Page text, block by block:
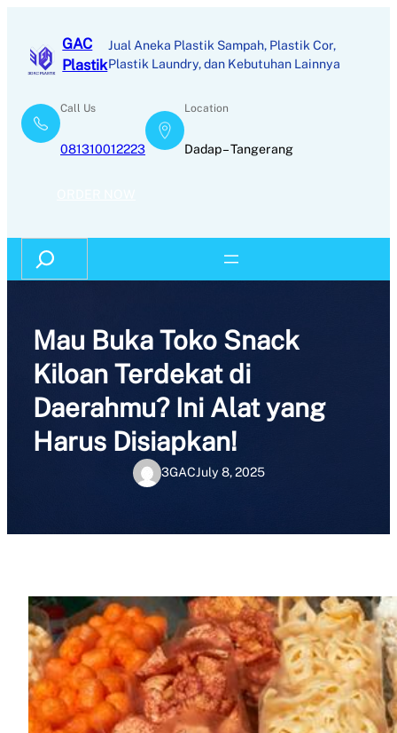
content
GAC
Plastik
Jual Aneka Plastik Sampah, Plastik Cor,
Plastik Laundry, dan Kebutuhan Lainnya
Call Us
081310012223
Location
Dadap – Tangerang
Search
Mau Buka Toko Snack
Kiloan Terdekat di
Daerahmu? Ini Alat yang
Harus Disiapkan!
3GACJuly 8, 2025